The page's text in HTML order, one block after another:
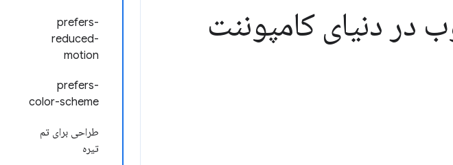
prefers-
reduced-
motion
prefers-
color-scheme
طراحی برای تم
تیره
دنیای کامپوننت